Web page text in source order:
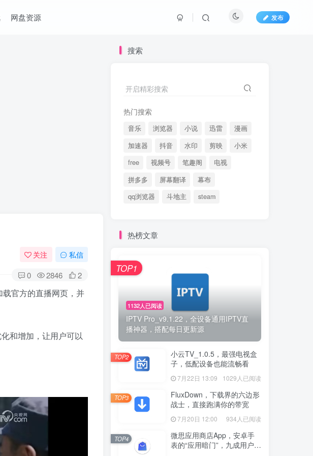
网盘资源 发布
关注 私信
0 2846 2
官方的直播网页，并
和增加，让用户可以
搜索
开启精彩搜索
热门搜索
音乐 浏览器 小说 迅雷
漫画
加速器
抖音 水印 剪映
小米
free
视频号 笔趣阁
电视
拼多多
屏幕翻译
幕布
qq浏览器
斗地主 steam
热榜文章
1132人已阅读
IPTV Pro_v9.1.22，全设备通用IPTV直
播神器，搭配每日更新源
TOP1
小云TV_1.0.5，最强电视盒
子，低配设备也能流畅看
7月22日 13:09 1029人已阅读
TOP2
FluxDown，下载界的六边形
战士，直接跑满你的带宽
7月20日 12:00 934人已阅读
TOP3
微思应用商店App，安卓手
表的“应用暗门”，九成用户还
TOP4